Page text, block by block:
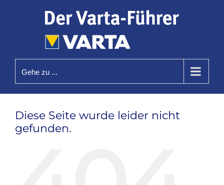
Gehe zu ...
Diese Seite wurde leider nicht
gefunden.